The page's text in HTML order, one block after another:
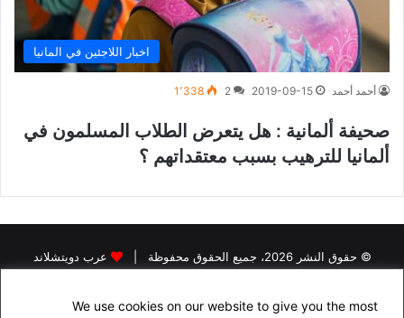
We use cookies on our website to give you the most
اخبار اللاجئين في المانيا
أحمد أحمد 2019-09-15
2 1٬338
صحيفة ألمانية : هل يتعرض الطلاب المسلمون في
ألمانيا للترهيب بسبب معتقداتهم ؟
© حقوق النشر 2026، جميع الحقوق محفوظة |
عرب دويتشلاند
البحث عن سكن في المانيا
الجنسية الالمانية الاقامة الدائمة في المانيا